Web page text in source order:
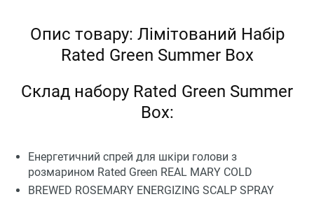
Опис товару: Лімітований Набір
Rated Green Summer Box
Склад набору Rated Green Summer
Box:
Енергетичний спрей для шкіри голови з
розмарином Rated Green REAL MARY COLD
BREWED ROSEMARY ENERGIZING SCALP SPRAY